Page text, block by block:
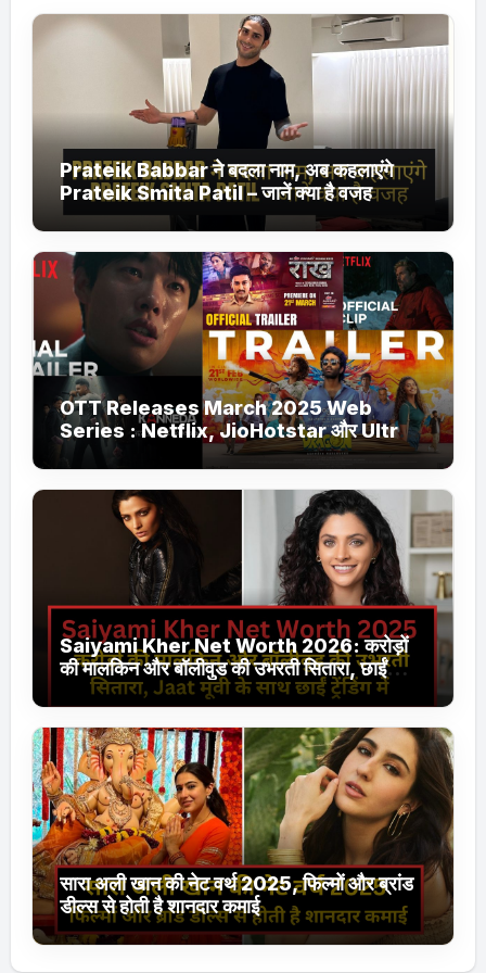
Prateik Babbar ने बदला नाम, अब कहलाएंगे
Prateik Smita Patil – जानें क्या है वजह
OTT Releases March 2025 Web
Series : Netflix, JioHotstar और Ultra
Jhakaas पर नई वेब सीरीज और फिल्में
Saiyami Kher Net Worth 2026: करोड़ों
की मालकिन और बॉलीवुड की उभरती सितारा, छाईं
ट्रेंडिंग में
सारा अली खान की नेट वर्थ 2025, फिल्मों और ब्रांड
डील्स से होती है शानदार कमाई